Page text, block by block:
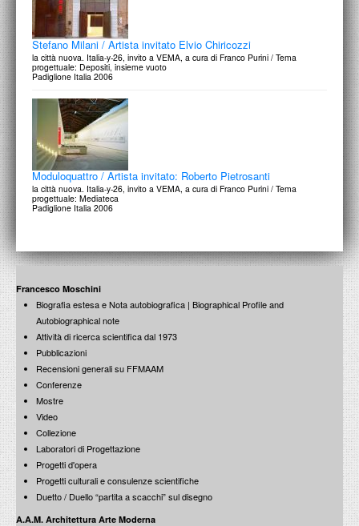
Stefano Milani / Artista invitato Elvio Chiricozzi
la città nuova. Italia-y-26, invito a VEMA, a cura di Franco Purini / Tema
progettuale: Depositi, insieme vuoto
Padiglione Italia 2006
Moduloquattro / Artista invitato: Roberto Pietrosanti
la città nuova. Italia-y-26, invito a VEMA, a cura di Franco Purini / Tema
progettuale: Mediateca
Padiglione Italia 2006
Francesco Moschini
Biografia estesa e Nota autobiografica | Biographical Profile and
Autobiographical note
Attività di ricerca scientifica dal 1973
Pubblicazioni
Recensioni generali su FFMAAM
Conferenze
Mostre
Video
Collezione
Laboratori di Progettazione
Progetti d'opera
Progetti culturali e consulenze scientifiche
Duetto / Duello “partita a scacchi” sul disegno
A.A.M. Architettura Arte Moderna